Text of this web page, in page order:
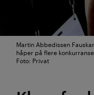
Martin Abbedissen
håper på flere
Foto: Privat